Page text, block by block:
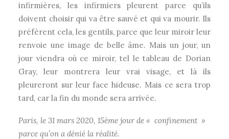
infirmières, les infirmiers pleurent parce qu’ils
doivent choisir qui va être sauvé et qui va mourir. Ils
préfèrent cela, les gentils, parce que leur miroir leur
renvoie une image de belle âme. Mais un jour, un
jour viendra où ce miroir, tel le tableau de Dorian
Gray, leur montrera leur vrai visage, et là ils
pleureront sur leur face hideuse. Mais ce sera trop
tard, car la fin du monde sera arrivée.
Paris, le 31 mars 2020, 15ème jour de « confinement »
parce qu’on a dénié la réalité.